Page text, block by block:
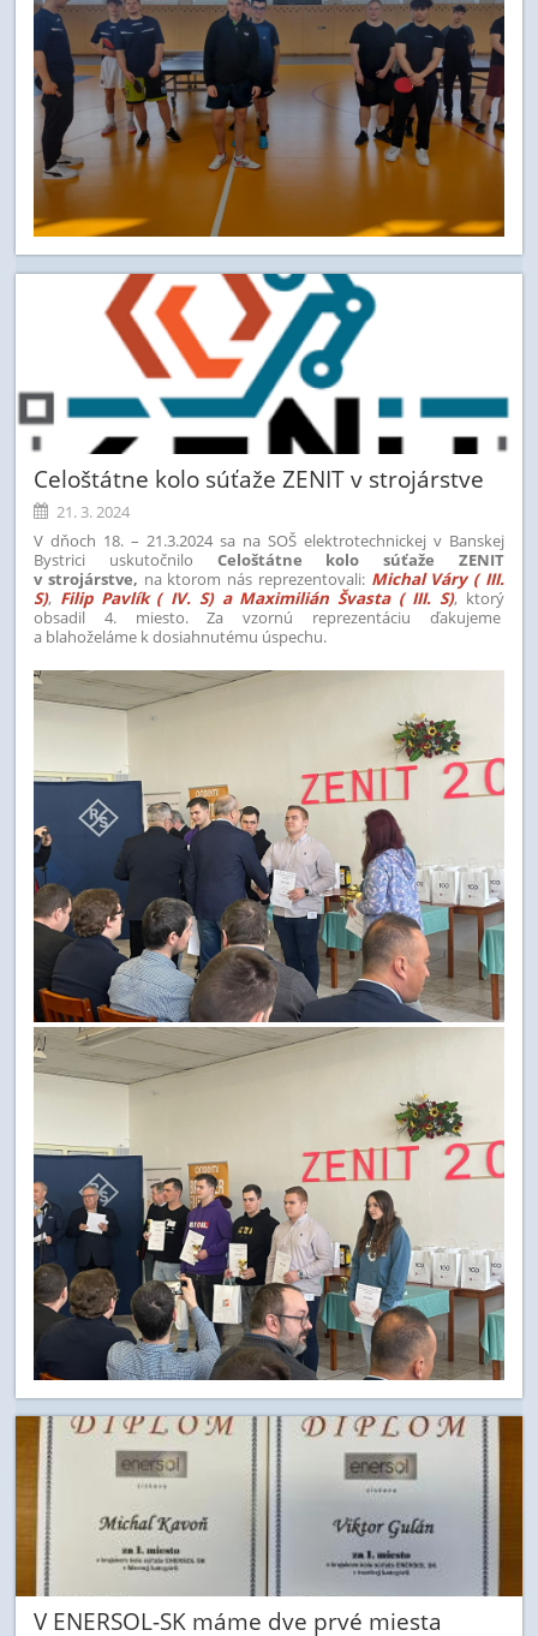
Celoštátne kolo súťaže ZENIT v strojárstve
21. 3. 2024
V dňoch 18. – 21.3.2024 sa na SOŠ elektrotechnickej v Banskej
Bystrici uskutočnilo Celoštátne kolo súťaže ZENIT
v strojárstve, na ktorom nás reprezentovali: Michal Váry ( III.
S), Filip Pavlík ( IV. S) a Maximilián Švasta ( III. S), ktorý
obsadil 4. miesto. Za vzornú reprezentáciu ďakujeme
a blahoželáme k dosiahnutému úspechu.
V ENERSOL-SK máme dve prvé miesta